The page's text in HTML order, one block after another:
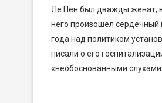
Ле Пен был дважды женат, в
него произошел сердечный
года над политиком
писали о его
«необоснованными